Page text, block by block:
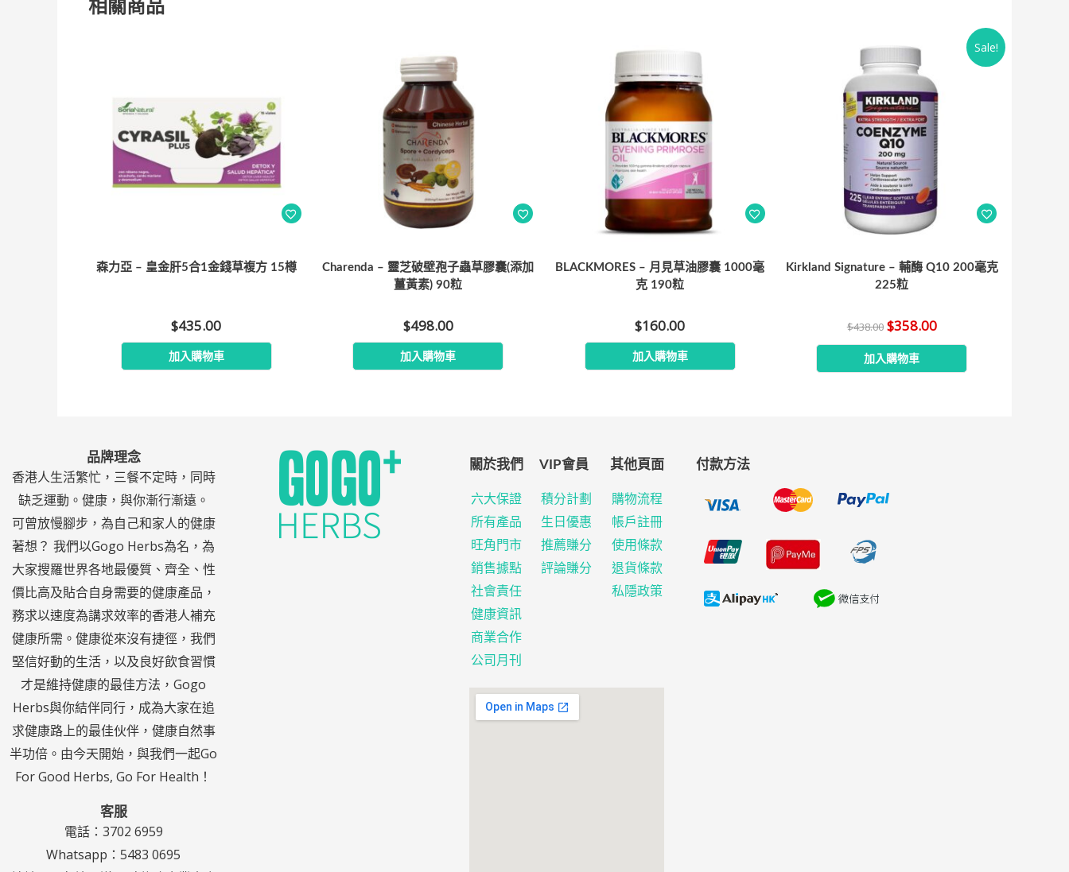
相關商品
森力亞 – 皇金肝5合1金錢草複方 15樽
$435.00
加入購物車
Charenda – 靈芝破壁孢子蟲草膠囊(添加
薑黃素) 90粒
$498.00
加入購物車
BLACKMORES – 月見草油膠囊 1000毫
克 190粒
$160.00
加入購物車
Sale!
Kirkland Signature – 輔酶 Q10 200毫克
225粒
$438.00
price
was:
$438.00.
$358.00
Current
price
$358.00.
加入購物車
品牌理念
香港人生活繁忙，三餐不定時，同時
缺乏運動。健康，與你漸行漸遠。
可曾放慢腳步，為自己和家人的健康
著想？ 我們以Gogo Herbs為名，為
大家搜羅世界各地最優質、齊全、性
價比高及貼合自身需要的健康產品，
務求以速度為講求效率的香港人補充
健康所需。健康從來沒有捷徑，我們
堅信好動的生活，以及良好飲食習慣
才是維持健康的最佳方法，Gogo
Herbs與你結伴同行，成為大家在追
求健康路上的最佳伙伴，健康自然事
半功倍。由今天開始，與我們一起Go
For Good Herbs, Go For Health！
客服
電話：3702 6959
Whatsapp：5483 0695
關於我們
六大保證
所有產品
旺角門市
銷售據點
社會責任
健康資訊
商業合作
公司月刊
VIP會員
積分計劃
生日優惠
推薦賺分
評論賺分
其他頁面
購物流程
帳戶註冊
使用條款
退貨條款
私隱政策
付款方法